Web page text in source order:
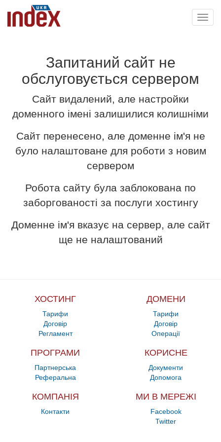
Запитаний сайт не
обслуговується сервером
Сайт видалений, але настройки
доменного імені залишилися колишніми
Сайт перенесено, але доменне ім'я не
було налаштоване для роботи з новим
сервером
Робота сайту була заблокована по
заборгованості за послуги хостингу
Доменне ім'я вказує на сервер, але сайт
ще не налаштований
ХОСТИНГ
Тарифи
Договір
Регламент
ДОМЕНИ
Тарифи
Договір
Операції
ПРОГРАМИ
Партнерська
Реферальна
КОРИСНЕ
Документи
Допомога
КОМПАНІЯ
Контакти
МИ В МЕРЕЖІ
Facebook
Twitter